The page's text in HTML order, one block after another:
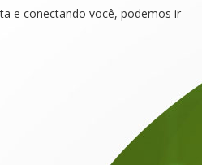
e conectando você, podemos ir